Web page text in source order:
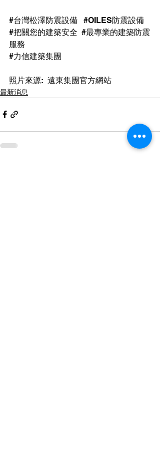
#台灣松澤防震設備 #OILES防震設備
#把關您的建築安全 #最專業的建築防震
服務
#力信建築集團
照片來源:  遠東集團官方網站
最新消息